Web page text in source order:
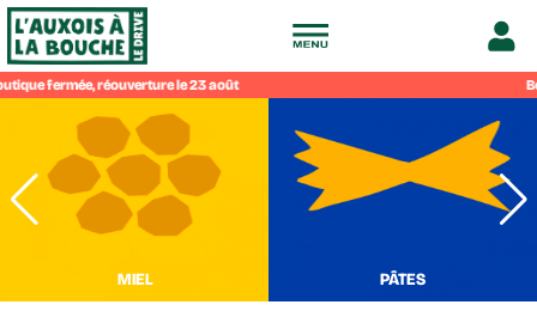
de
MIEL PÂTES